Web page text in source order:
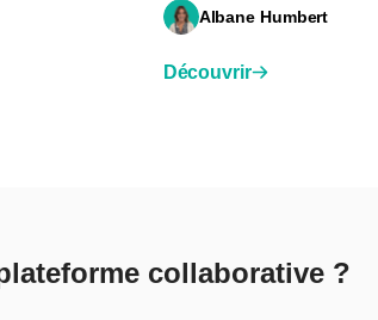
Albane Humbert
Découvrir
collaborative ?